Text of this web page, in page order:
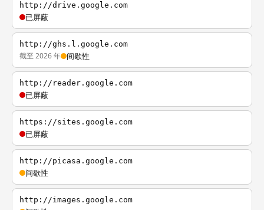
http://drive.google.com
已屏蔽
http://ghs.l.google.com
截至 2026 年 间歇性
http://reader.google.com
已屏蔽
https://sites.google.com
已屏蔽
http://picasa.google.com
间歇性
http://images.google.com